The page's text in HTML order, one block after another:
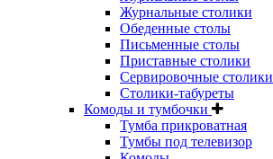
Журнальные столики
Обеденные столы
Письменные столы
Приставные столики
Сервировочные столики
Столики-табуреты
Комоды и тумбочки
Тумба прикроватная
Тумбы под телевизор